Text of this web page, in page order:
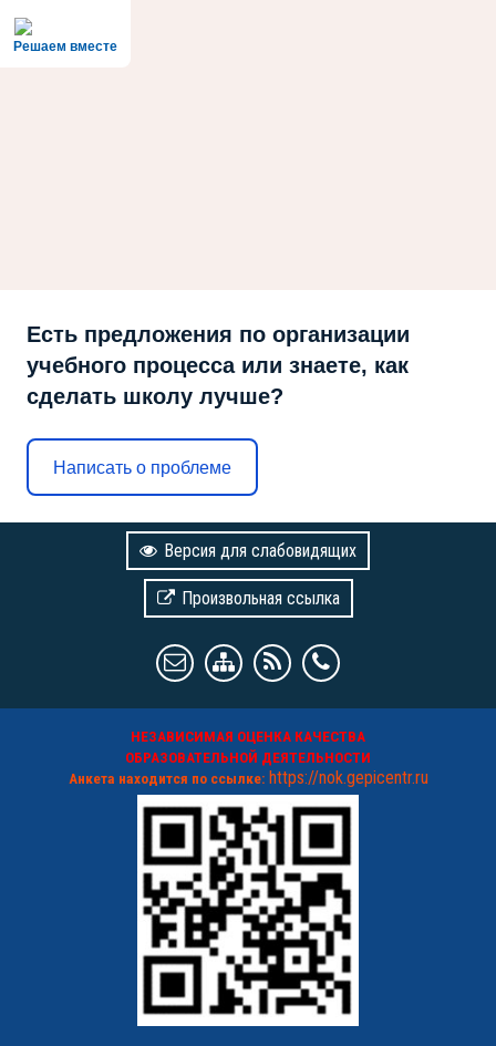
Решаем вместе
Есть предложения по организации
учебного процесса или знаете, как
сделать школу лучше?
Написать о проблеме
Версия для слабовидящих
Произвольная ссылка
НЕЗАВИСИМАЯ ОЦЕНКА КАЧЕСТВА
ОБРАЗОВАТЕЛЬНОЙ ДЕЯТЕЛЬНОСТИ
Анкета находится по ссылке: https://nok.gepicentr.ru